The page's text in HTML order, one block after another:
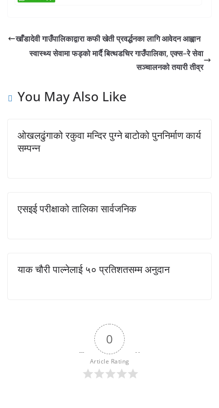
खाँडादेवी गाउँपालिकाद्वारा कफी खेती प्रवर्द्धनका लागि आवेदन आह्वान
स्वास्थ्य सेवामा फड्को मार्दै बित्थडचिर गाउँपालिका, एक्स–रे सेवा
सञ्चालनको तयारी तीव्र
You May Also Like
ओखलढुंगाको रकुवा मन्दिर पुग्ने बाटोको पुननिर्माण कार्य
सम्पन्न
एसइई परीक्षाको तालिका सार्वजनिक
याक चौरी पाल्नेलाई ५० प्रतिशतसम्म अनुदान
0
Article Rating